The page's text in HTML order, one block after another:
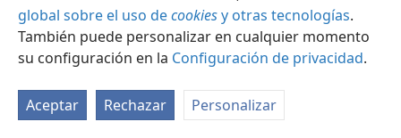
global sobre el uso decookiesy otras tecnologías.
También puede personalizar en cualquier momento
su configuración en la Configuración de privacidad.
Aceptar Rechazar Personalizar